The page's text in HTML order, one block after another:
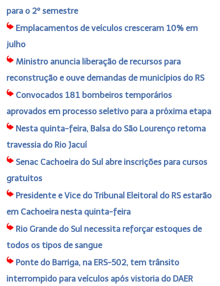
para o 2º semestre
Emplacamentos de veículos cresceram 10% em
julho
Ministro anuncia liberação de recursos para
reconstrução e ouve demandas de municípios do RS
Convocados 181 bombeiros temporários
aprovados em processo seletivo para a próxima etapa
Nesta quinta-feira, Balsa do São Lourenço retoma
travessia do Rio Jacuí
Senac Cachoeira do Sul abre inscrições para cursos
gratuitos
Presidente e Vice do Tribunal Eleitoral do RS estarão
em Cachoeira nesta quinta-feira
Rio Grande do Sul necessita reforçar estoques de
todos os tipos de sangue
Ponte do Barriga, na ERS-502, tem trânsito
interrompido para veículos após vistoria do DAER